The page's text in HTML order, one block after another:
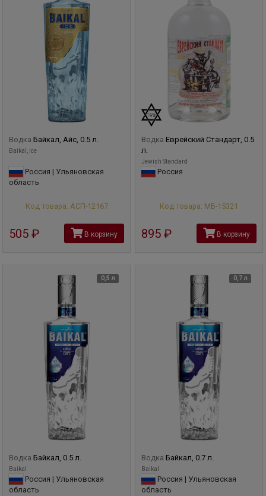
Водка Байкал, Айс, 0.5 л.
Baikal, Ice
Россия | Ульяновская
область
Код товара: АСП-12167
505 В корзину
Водка Еврейский Стандарт, 0.5
л.
Jewish Standard
Россия
Код товара: МБ-15321
895 В корзину
0,5 л
Водка Байкал, 0.5 л.
Baikal
Россия | Ульяновская
область
0,7 л
Водка Байкал, 0.7 л.
Baikal
Россия | Ульяновская
область